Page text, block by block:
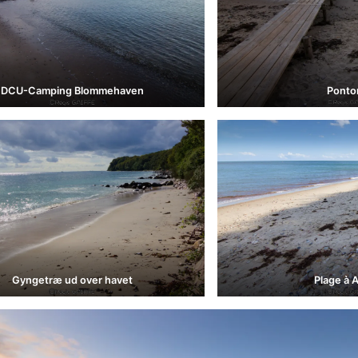
DCU-Camping Blommehaven
Gyngetræ ud over havet Plage à